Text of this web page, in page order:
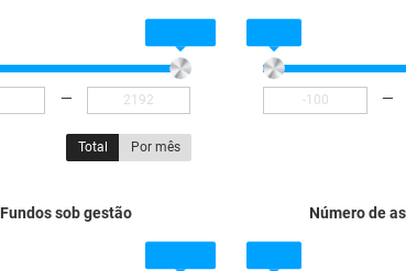
—
Total Por mês
—
Fundos sob gestão Número de